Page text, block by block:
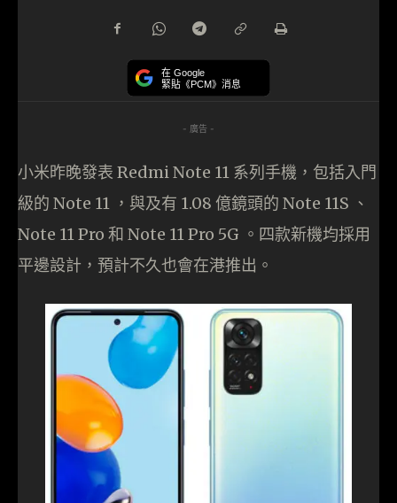
在 Google
緊貼《PCM》消息
- 廣告 -
小米昨晚發表 Redmi Note 11 系列手機，包括入門
級的 Note 11 ，與及有 1.08 億鏡頭的 Note 11S 、
Note 11 Pro 和 Note 11 Pro 5G 。四款新機均採用
平邊設計，預計不久也會在港推出。